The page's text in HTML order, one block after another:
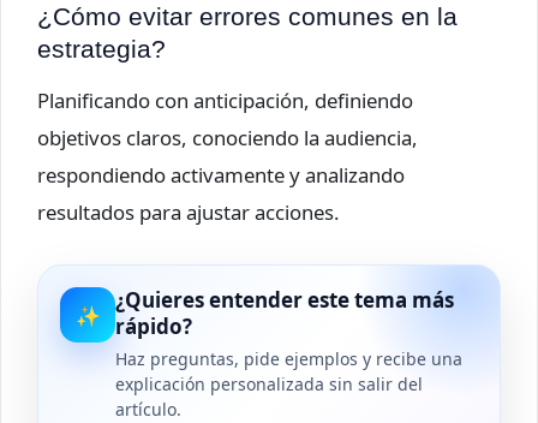
¿Cómo evitar errores comunes en la
estrategia?
Planificando con anticipación, definiendo
objetivos claros, conociendo la audiencia,
respondiendo activamente y analizando
resultados para ajustar acciones.
✨
¿Quieres entender este tema más
rápido?
Haz preguntas, pide ejemplos y recibe una
explicación personalizada sin salir del
artículo.